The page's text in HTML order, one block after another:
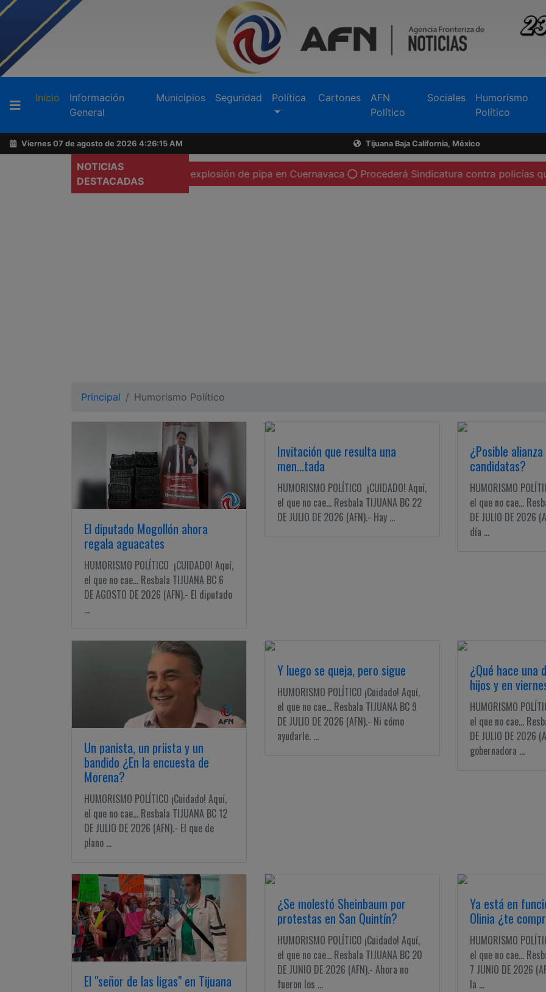
Inicio (current)
Información
General
Municipios Seguridad Política Cartones
AFN
Político
Sociales
Humorismo
Político
Viernes 07 de agosto de 2026 4:26:16 AM Tijuana Baja California, México
NOTICIAS
DESTACADAS
a México a heridos por explosión de pipa en Cuernavaca Procederá Sindicatura contra policías que no
Principal Humorismo Político
El diputado Mogollón ahora
regala aguacates
HUMORISMO POLÍTICO ¡CUIDADO! Aquí,
el que no cae... Resbala TIJUANA BC 6
DE AGOSTO DE 2026 (AFN).- El diputado
...
Invitación que resulta una
men...tada
HUMORISMO POLÍTICO ¡CUIDADO! Aquí,
el que no cae... Resbala TIJUANA BC 22
DE JULIO DE 2026 (AFN).- Hay ...
¿Posible
candidatas?
HUMORISMO
el que no cae...
DE JULIO DE 2026
día ...
Un panista, un priista y un
bandido ¿En la encuesta de
Morena?
HUMORISMO POLÍTICO ¡Cuidado! Aquí,
el que no cae... Resbala TIJUANA BC 12
DE JULIO DE 2026 (AFN).- El que de
plano ...
Y luego se queja, pero sigue
HUMORISMO POLÍTICO ¡Cuidado! Aquí,
el que no cae... Resbala TIJUANA BC 9
DE JULIO DE 2026 (AFN).- Ni cómo
ayudarle. ...
¿Qué hace una
hijos y en
HUMORISMO
el que no cae...
DE JULIO DE 2026
gobernadora ...
El "señor de las ligas" en Tijuana
¿Se molestó Sheinbaum por
protestas en San Quintín?
HUMORISMO POLÍTICO ¡Cuidado! Aquí,
el que no cae... Resbala TIJUANA BC 20
DE JUNIO DE 2026 (AFN).- Ahora no
fueron los ...
Ya está en
Olinia ¿te
HUMORISMO
el que no cae...
7 JUNIO DE 2026
la ...
Buscador
Acerca
de